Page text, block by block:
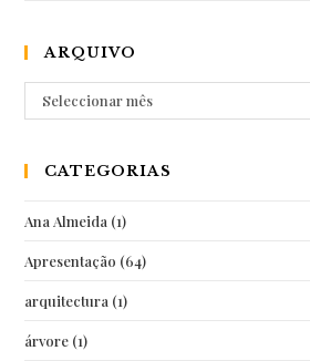
ARQUIVO
Arquivo
Seleccionar mês
CATEGORIAS
Ana Almeida (1)
Apresentação (64)
arquitectura (1)
árvore (1)